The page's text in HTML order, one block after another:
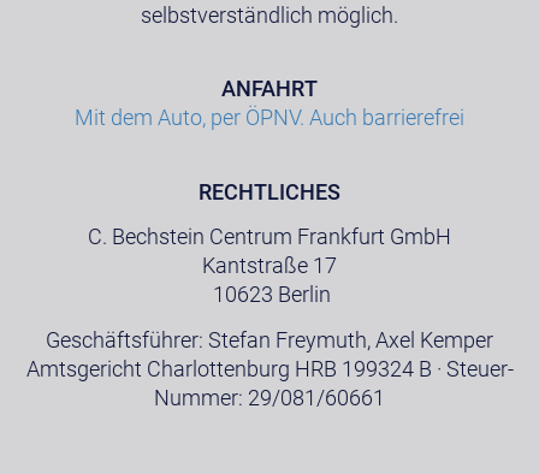
selbstverständlich möglich.
ANFAHRT
Mit dem Auto, per ÖPNV. Auch barrierefrei
RECHTLICHES
C. Bechstein Centrum Frankfurt GmbH
Kantstraße 17
10623 Berlin
Geschäftsführer: Stefan Freymuth, Axel Kemper
Amtsgericht Charlottenburg HRB 199324 B · Steuer-
Nummer: 29/081/60661